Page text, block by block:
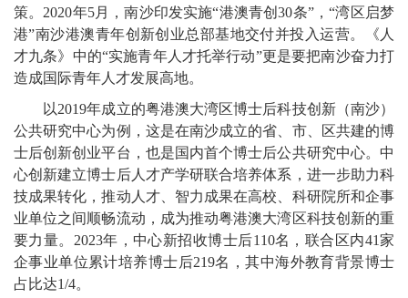
策。2020年5月，南沙印发实施“港澳青创30条”，“湾区启梦
港”南沙港澳青年创新创业总部基地交付并投入运营。《人
才九条》中的“实施青年人才托举行动”更是要把南沙奋力打
造成国际青年人才发展高地。
以2019年成立的粤港澳大湾区博士后科技创新（南沙）
公共研究中心为例，这是在南沙成立的省、市、区共建的博
士后创新创业平台，也是国内首个博士后公共研究中心。中
心创新建立博士后人才产学研联合培养体系，进一步助力科
技成果转化，推动人才、智力成果在高校、科研院所和企事
业单位之间顺畅流动，成为推动粤港澳大湾区科技创新的重
要力量。2023年，中心新招收博士后110名，联合区内41家
企事业单位累计培养博士后219名，其中海外教育背景博士
占比达1/4。